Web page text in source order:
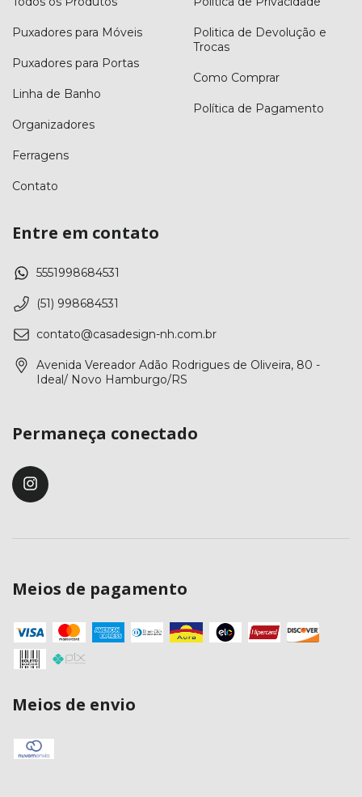
Puxadores para Móveis
Puxadores para Portas
Linha de Banho
Organizadores
Ferragens
Contato
Politica de Devolução e
Trocas
Como Comprar
Política de Pagamento
Entre em contato
5551998684531
(51) 998684531
contato@casadesign-nh.com.br
Avenida Vereador Adão Rodrigues de Oliveira, 80 -
Ideal/ Novo Hamburgo/RS
Permaneça conectado
Meios de pagamento
Meios de envio